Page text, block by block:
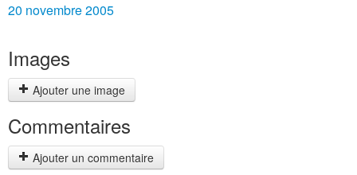
20 novembre 2005
Images
Ajouter une image
Commentaires
Ajouter un commentaire